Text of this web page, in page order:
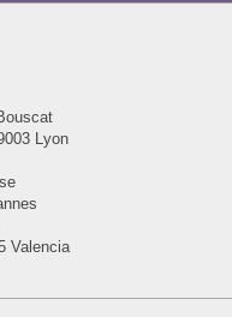
Lyon
Valencia